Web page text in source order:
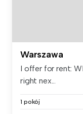
Warszawa
I offer for rent:
right nex...
1 pokój